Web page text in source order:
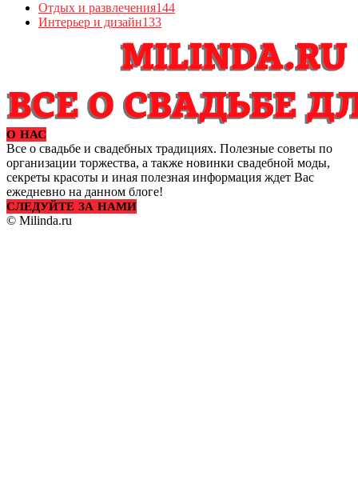
Отдых и развлечения144
Интерьер и дизайн133
О НАС
Все о свадьбе и свадебных традициях. Полезные советы по
организации торжества, а также новинки свадебной моды,
секреты красоты и иная полезная информация ждет Вас
ежедневно на данном блоге!
СЛЕДУЙТЕ ЗА НАМИ
© Milinda.ru